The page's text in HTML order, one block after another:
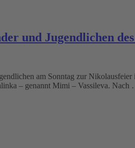
und Jugendlichen
am Sonntag zur
– genannt Mimi – Vassileva. Nach